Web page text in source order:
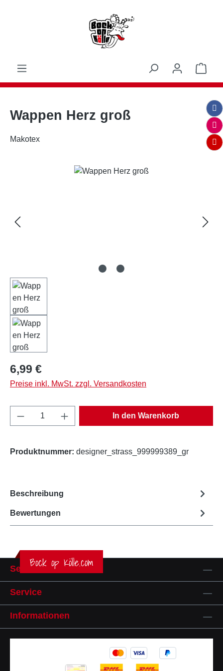
Wappen Herz groß
Makotex
Bildergalerie überspringen
Regulärer Preis:
6,99 €
Preise inkl. MwSt. zzgl. Versandkosten
Produkt Anzahl: Gib den gewünschten
In den Warenkorb
Produktnummer: designer_strass_999999389_gr
Beschreibung
Bewertungen
Bock op Kölle.com
Service-Hotline
Service
Informationen